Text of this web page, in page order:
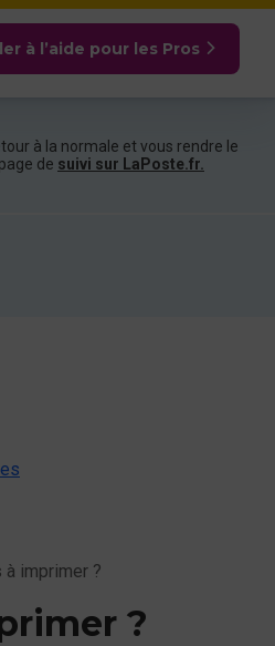
à l’aide pour les Pros
à la normale et vous rendre le
de suivi sur LaPoste.fr.
imprimer ?
?